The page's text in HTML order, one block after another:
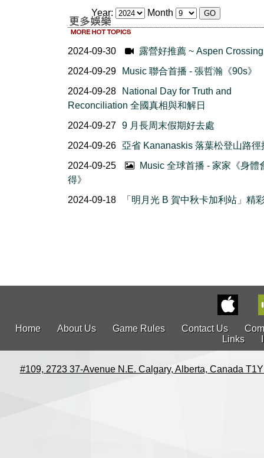
Year: Month
2024-09-30
露營好推薦 ~ Aspen Crossing
2024-09-29
Music 聯合首播 - 張哲瀚《90s》
2024-09-28
National Day for Truth and
Reconciliation 全國真相與和解日
2024-09-27 9 月長周末假期好去處
2024-09-26 亞省 Kananaskis 落葉松登山路徑
2024-09-25
Music 全球首播 - 家家《身體
得》
2024-09-18
「明月光 B 賀中秋卡加利站」精
Home About Us Game Rules Contact Us
Links
#109, 2723 37-Avenue N.E. Calgary, Alberta, Canada